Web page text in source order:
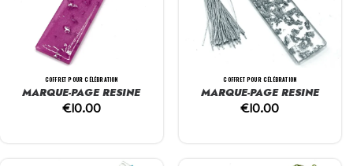
COFFRET POUR CÉLÉBRATION
MARQUE-PAGE RESINE
€10.00
COFFRET POUR CÉLÉBRATION
MARQUE-PAGE RESINE
€10.00